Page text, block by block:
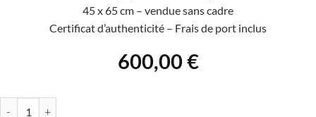
45 x 65 cm – vendue sans cadre
Certificat d’authenticité – Frais de port inclus
600,00 €